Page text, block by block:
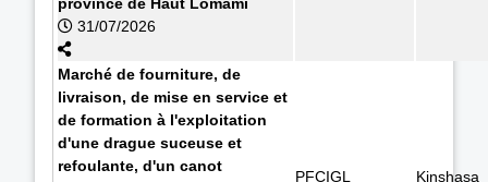
31/07/2026
Marché de fourniture, de
livraison, de mise en service et
de formation à l'exploitation
d'une drague suceuse et
refoulante, d'un canot
PFCIGL Kinshasa